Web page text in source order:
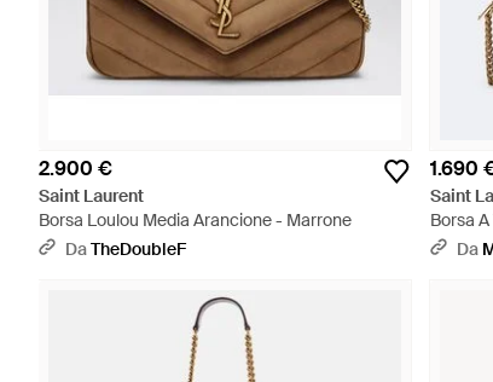
2.900 €
Saint Laurent
Borsa Loulou Media Arancione - Marrone
DaTheDoubleF
1.690
Saint
Borsa
Da